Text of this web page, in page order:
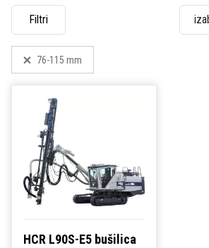
Filtri
76-115 mm
HCR L90S-E5 bušilica